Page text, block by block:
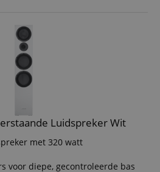
Luidspreker Wit
met 320 watt
voor diepe, gecontroleerde bas